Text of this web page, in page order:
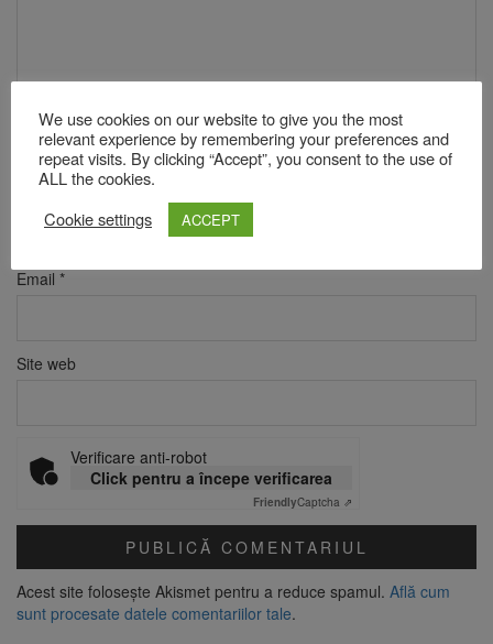
Email *
Site web
Verificare anti-robot
Click pentru a începe verificarea
FriendlyCaptcha ⇗
Acest site folosește Akismet pentru a reduce spamul. Află cum
sunt procesate datele comentariilor tale.
We use cookies on our website to give you the most
relevant experience by remembering your preferences and
repeat visits. By clicking “Accept”, you consent to the use of
ALL the cookies.
Cookie settings
ACCEPT